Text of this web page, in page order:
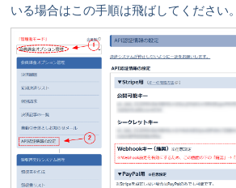
いる場合はこの手順は飛ばしてください。